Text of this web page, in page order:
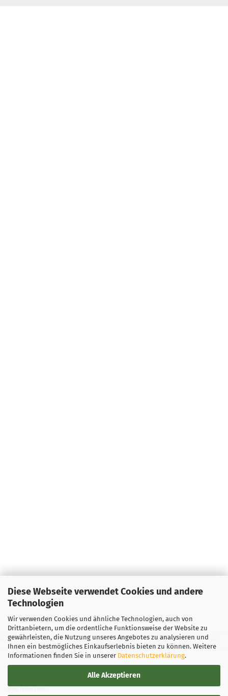
Diese Webseite verwendet Cookies und andere
Technologien
Wir verwenden Cookies und ähnliche Technologien, auch von
Drittanbietern, um die ordentliche Funktionsweise der Website zu
gewährleisten, die Nutzung unseres Angebotes zu analysieren und
Ihnen ein bestmögliches Einkaufserlebnis bieten zu können. Weitere
Informationen finden Sie in unserer Datenschutzerklärung.
Alle Akzeptieren
Rechtliches